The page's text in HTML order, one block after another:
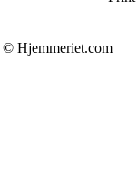
© Hjemmeriet.com